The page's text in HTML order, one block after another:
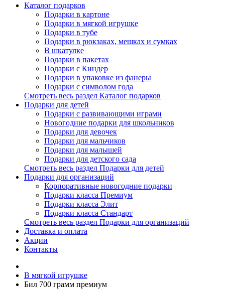
Каталог подарков
Подарки в картоне
Подарки в мягкой игрушке
Подарки в тубе
Подарки в рюкзаках, мешках и сумках
В шкатулке
Подарки в пакетах
Подарки с Киндер
Подарки в упаковке из фанеры
Подарки с символом года
Смотреть весь раздел Каталог подарков
Подарки для детей
Подарки с развивающими играми
Новогодние подарки для школьников
Подарки для девочек
Подарки для мальчиков
Подарки для малышей
Подарки для детского сада
Смотреть весь раздел Подарки для детей
Подарки для организаций
Корпоративные новогодние подарки
Подарки класса Премиум
Подарки класса Элит
Подарки класса Стандарт
Смотреть весь раздел Подарки для организаций
Доставка и оплата
Акции
Контакты
В мягкой игрушке
Бил 700 грамм премиум